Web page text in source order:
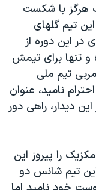
هرگز با شکست
تیم گلهای
در این دوره از
تنها برای تیمش
تیم ملی
نامید، عنوان
دیدار، راهی دور
را پیروز این
این تیم شانس دو